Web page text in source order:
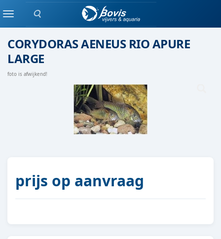
Zoeken
MenuGroepen vis
CORYDORAS AENEUS RIO APURE
LARGE
foto is afwijkend!
prijs op aanvraag